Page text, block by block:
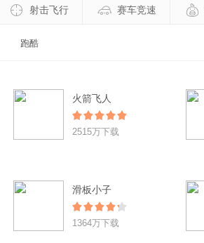
射击飞行 赛车竞速
跑酷
火箭飞人
2515万下载
滑板小子
1364万下载